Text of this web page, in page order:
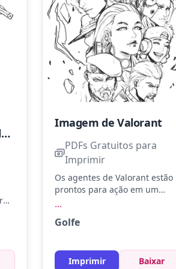
Sage, a Agente em Valorant
Imagem de Valorant
PDFs Gratuitos para
Imprimir
Os agentes de Valorant estão
prontos para ação em um
intenso e dourado para
Experimente usar lápis de cor
metálicos para adicionar brilho
...
Golfe
Imprimir Baixar